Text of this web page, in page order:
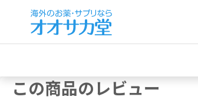
この商品のレビュー